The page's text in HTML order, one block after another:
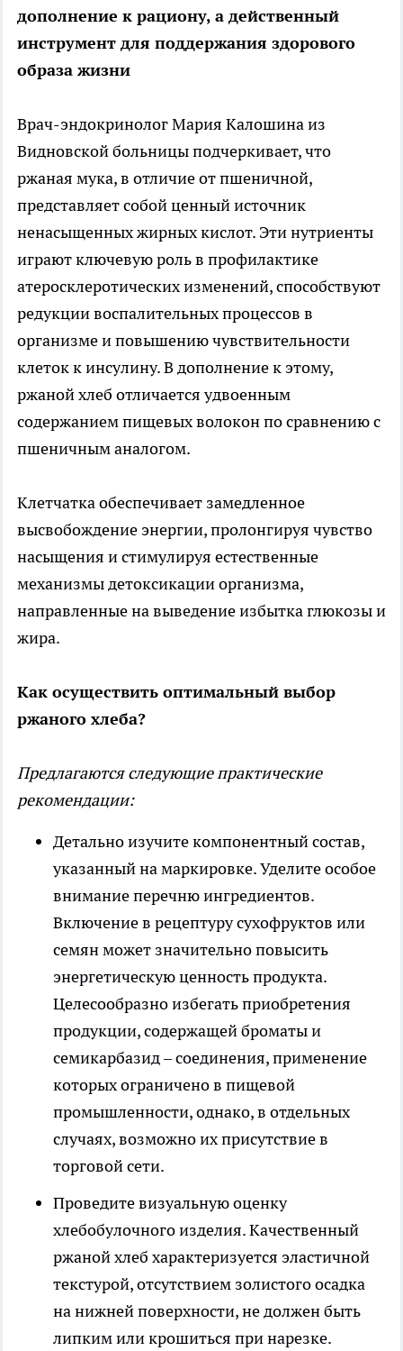
дополнение к рациону, а действенный
инструмент для поддержания здорового
образа жизни
Врач-эндокринолог Мария Калошина из
Видновской больницы подчеркивает, что
ржаная мука, в отличие от пшеничной,
представляет собой ценный источник
ненасыщенных жирных кислот. Эти нутриенты
играют ключевую роль в профилактике
атеросклеротических изменений, способствуют
редукции воспалительных процессов в
организме и повышению чувствительности
клеток к инсулину. В дополнение к этому,
ржаной хлеб отличается удвоенным
содержанием пищевых волокон по сравнению с
пшеничным аналогом.
Клетчатка обеспечивает замедленное
высвобождение энергии, пролонгируя чувство
насыщения и стимулируя естественные
механизмы детоксикации организма,
направленные на выведение избытка глюкозы и
жира.
Как осуществить оптимальный выбор
ржаного хлеба?
Предлагаются следующие практические
рекомендации:
Детально изучите компонентный состав,
указанный на маркировке. Уделите особое
внимание перечню ингредиентов.
Включение в рецептуру сухофруктов или
семян может значительно повысить
энергетическую ценность продукта.
Целесообразно избегать приобретения
продукции, содержащей броматы и
семикарбазид – соединения, применение
которых ограничено в пищевой
промышленности, однако, в отдельных
случаях, возможно их присутствие в
торговой сети.
Проведите визуальную оценку
хлебобулочного изделия. Качественный
ржаной хлеб характеризуется эластичной
текстурой, отсутствием золистого осадка
на нижней поверхности, не должен быть
липким или крошиться при нарезке.